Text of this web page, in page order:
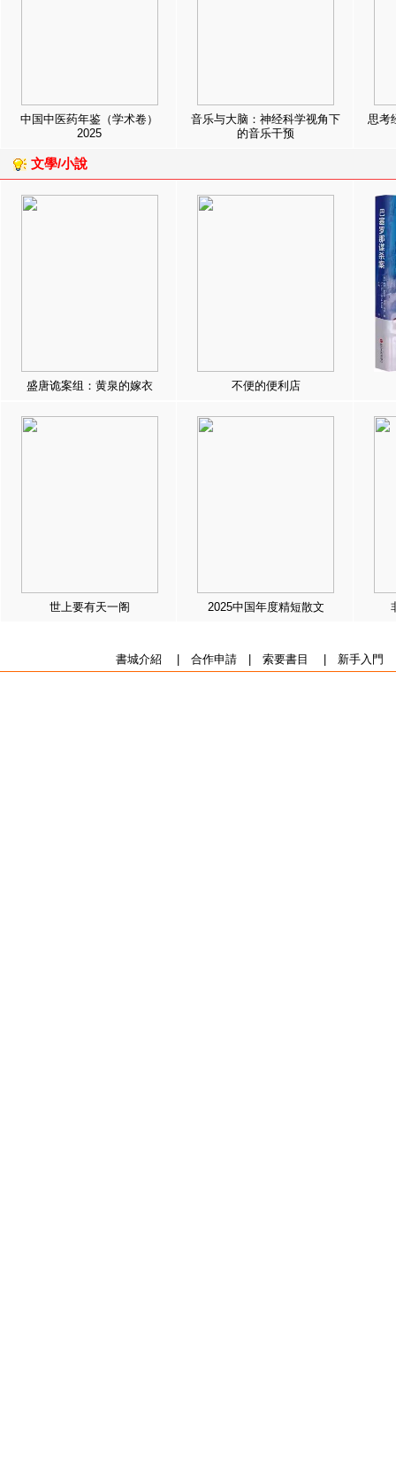
中国中医药年鉴（学术卷）
2025
音乐与大脑：神经科学视角下
的音乐干预
思考
文學/小說
盛唐诡案组：黄泉的嫁衣 不便的便利店
世上要有天一阁 2025中国年度精短散文
書城介紹 合作申請| 索要書目 新手入門